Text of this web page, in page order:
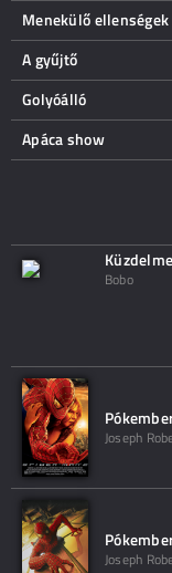
Menekülő ellenségek
A gyűjtő
Golyóálló
Apáca show
Bobo
Joseph
Joseph